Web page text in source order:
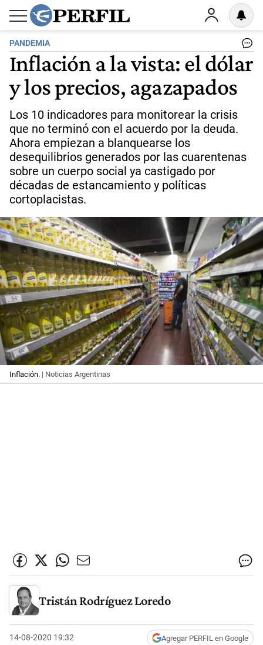
PANDEMIA
Inflación a la vista: el dólar
y los precios, agazapados
Los 10 indicadores para monitorear la crisis
que no terminó con el acuerdo por la deuda.
Ahora empiezan a blanquearse los
desequilibrios generados por las cuarentenas
sobre un cuerpo social ya castigado por
décadas de estancamiento y políticas
cortoplacistas.
Inflación. | Noticias Argentinas
Tristán Rodríguez Loredo
14-08-2020 19:32 Agregar PERFIL en Google